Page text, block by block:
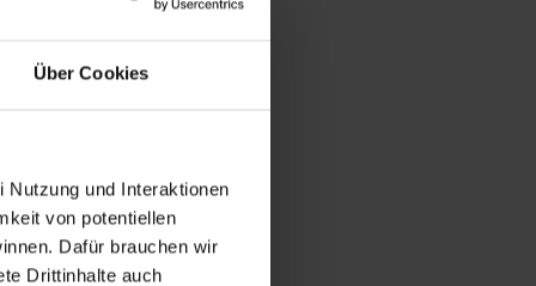
Über Cookies
Nutzung und Interaktionen
von potentiellen
Dafür brauchen wir
Drittinhalte auch